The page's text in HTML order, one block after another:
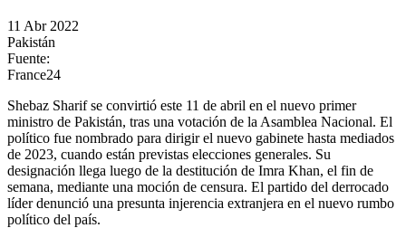
11 Abr 2022
Pakistán
Fuente:
France24
Shebaz Sharif se convirtió este 11 de abril en el nuevo primer
ministro de Pakistán, tras una votación de la Asamblea Nacional. El
político fue nombrado para dirigir el nuevo gabinete hasta mediados
de 2023, cuando están previstas elecciones generales. Su
designación llega luego de la destitución de Imra Khan, el fin de
semana, mediante una moción de censura. El partido del derrocado
líder denunció una presunta injerencia extranjera en el nuevo rumbo
político del país.